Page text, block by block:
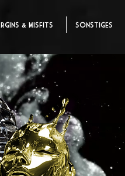
& Misfits Sonstiges